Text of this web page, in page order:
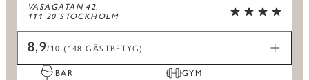
VASAGATAN 42,
111 20 STOCKHOLM
8,9/10 (148 GÄSTBETYG)
BAR GYM